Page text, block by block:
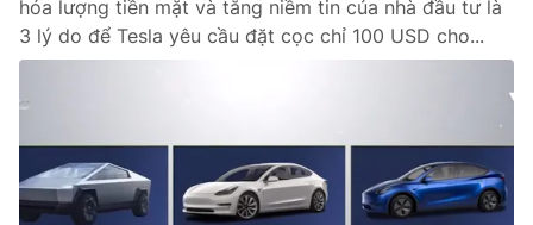
hóa lượng tiền mặt và tăng niềm tin của nhà đầu tư là
3 lý do để Tesla yêu cầu đặt cọc chỉ 100 USD cho...